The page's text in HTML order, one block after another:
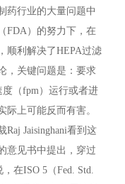
药行业的大量问题中
FDA）的努力下，在
顺利解决了HEPA过滤
，关键问题是：要求
（fpm）运行或者进
上可能反而有害。
Raj Jaisinghani看到这
意见书中提出，穿过
在ISO 5（Fed. Std.